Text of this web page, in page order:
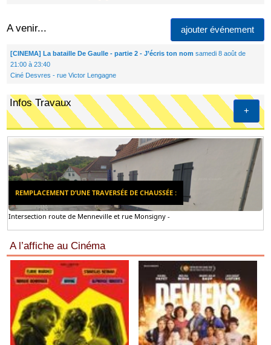
A venir... ajouter événement
[CINEMA] La bataille De Gaulle - partie 2 - J’écris ton nom samedi 8 août de
21:00 à 23:40
Ciné Desvres - rue Victor Lengagne
+
Infos Travaux
REMPLACEMENT D’UNE TRAVERSÉE DE CHAUSSÉE :
Intersection route de Menneville et rue Monsigny -
A l’affiche au Cinéma